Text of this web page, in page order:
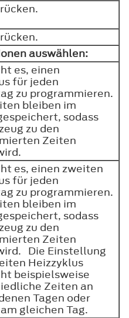
auswählen:
es, einen
für jeden
zu programmieren.
bleiben im
sodass
zu den
Zeiten
es, einen zweiten
für jeden
zu programmieren.
bleiben im
sodass
zu den
Zeiten
Die Einstellung
Heizzyklus
beispielsweise
Zeiten an
Tagen oder
gleichen Tag.